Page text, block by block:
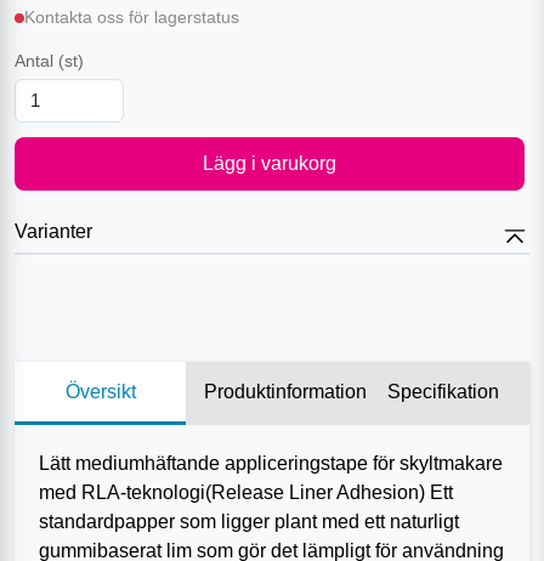
Kontakta oss för lagerstatus
Antal (st)
Lägg i varukorg
Varianter
Översikt Produktinformation Specifikation
Lätt mediumhäftande appliceringstape för skyltmakare
med RLA-teknologi(Release Liner Adhesion) Ett
standardpapper som ligger plant med ett naturligt
gummibaserat lim som gör det lämpligt för användning